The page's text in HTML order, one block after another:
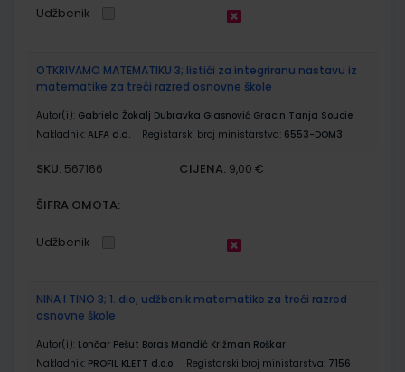
Udžbenik
OTKRIVAMO MATEMATIKU 3; listići za integriranu nastavu iz
matematike za treći razred osnovne škole
Autor(i): Gabriela Žokalj Dubravka Glasnović Gracin Tanja Soucie
Nakladnik: ALFA d.d. Registarski broj ministarstva: 6553-DOM3
SKU: 567166 CIJENA: 9,00 €
ŠIFRA OMOTA:
Udžbenik
NINA I TINO 3; 1. dio, udžbenik matematike za treći razred
osnovne škole
Autor(i): Lončar Pešut Boras Mandić Križman Roškar
Nakladnik: PROFIL KLETT d.o.o. Registarski broj ministarstva: 7156